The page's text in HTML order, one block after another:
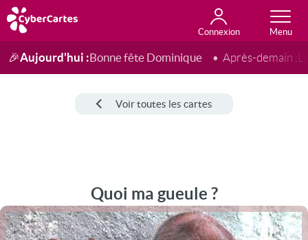
Connexion
Anniversaire
Fête du jour
Amour
Amitié
Merci
Toutes les cartes
🎉Aujourd'hui :Bonne fête Dominique Après-demain :
Voir toutes les cartes
Quoi ma gueule ?